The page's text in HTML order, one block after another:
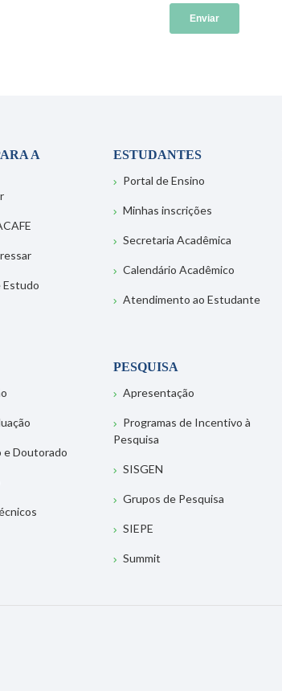
A
Estudo
ESTUDANTES
Portal de Ensino
Minhas inscrições
Secretaria Acadêmica
Calendário Acadêmico
Atendimento ao Estudante
e Doutorado
PESQUISA
Apresentação
Programas de Incentivo à
Pesquisa
SISGEN
Grupos de Pesquisa
SIEPE
Summit